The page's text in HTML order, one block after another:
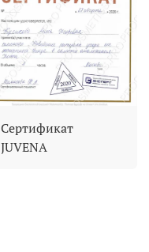
Сертификат
JUVENA